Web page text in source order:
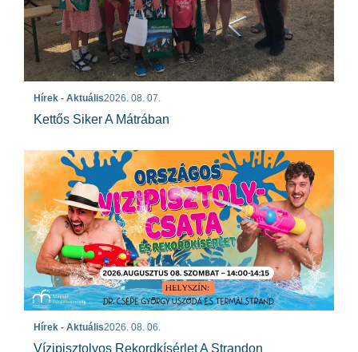
Hírek - Aktuális2026. 08. 07.
Kettős Siker A Mátrában
Hírek - Aktuális2026. 08. 06.
Vízipisztolyos Rekordkísérlet A Strandon